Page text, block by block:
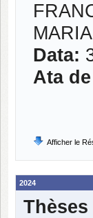
Data:
Ata
Afficher le
2024
Thèses